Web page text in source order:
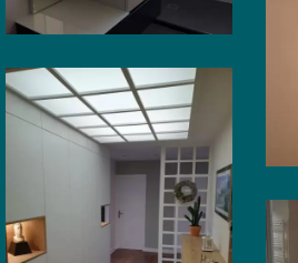
Aussevielle
AGENCEMENT